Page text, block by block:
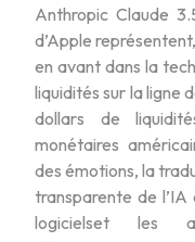
Anthropic Claude
d’Apple
en avant dans la
liquidités sur la ligne
dollars de
monétaires
des émotions, la
transparente de
logicielset les